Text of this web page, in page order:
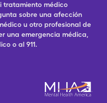
tratamiento médico
sobre una afección
u otro profesional de
una emergencia médica,
o al 911.